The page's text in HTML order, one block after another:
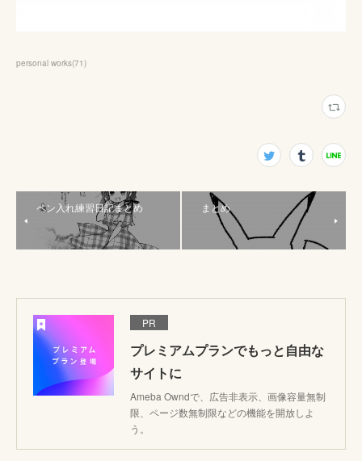
personal works(71)
ペン入れ練習日記まとめ まとめ
PR
プレミアムプランでもっと自由な
サイトに
Ameba Owndで、広告非表示、画像容量無制
限、ページ数無制限などの機能を開放しよ
う。